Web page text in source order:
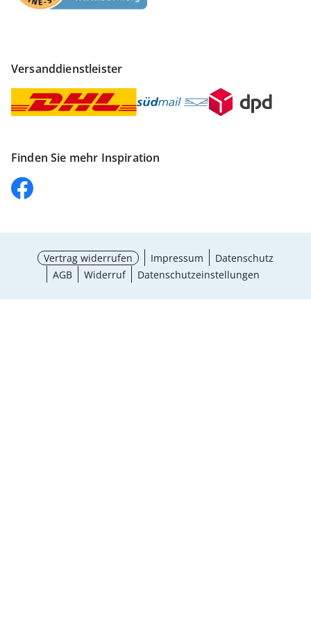
Versanddienstleister
Finden Sie mehr Inspiration
Vertrag widerrufen Impressum
Datenschutz
AGB
Widerruf Datenschutzeinstellungen